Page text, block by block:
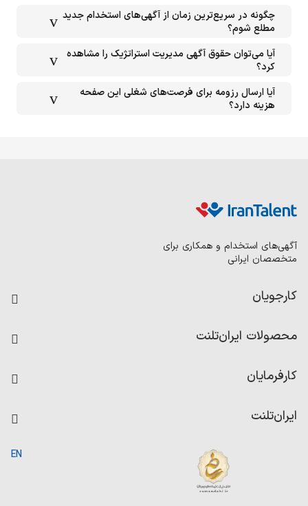
چگونه در سریع‌ترین زمان از آگهی‌های استخدام جدید
مطلع شوم؟
آیا می‌توان حقوق آگهی مدیریت استراتژیک را مشاهده
کرد؟
آیا ارسال رزومه برای فرصت‌های شغلی این صفحه
هزینه دارد؟
آگهی‌های استخدام و همکاری برای
متخصصان ایرانی
کارجویان
رزومه ساز
امتیاز شرکت‌ها
محصولات ایران‌تلنت
کاردیکس
کارفرمایان
ایران‌تلنت
EN